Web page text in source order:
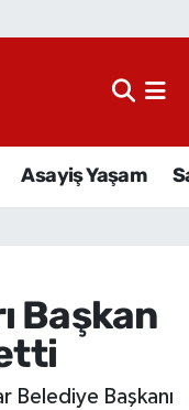
Asayiş Yaşam
Başkan
Belediye Başkanı